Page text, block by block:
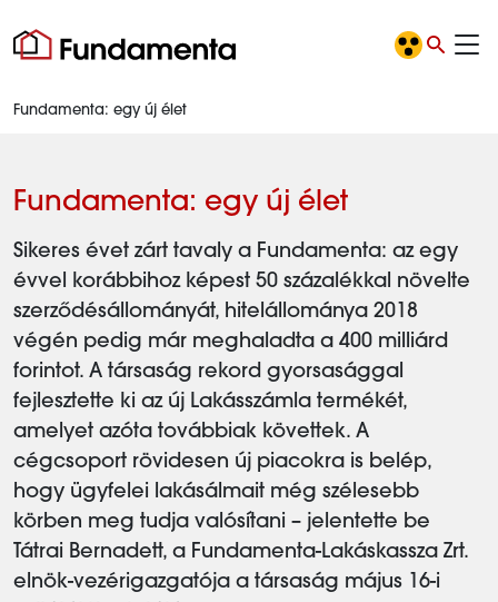
Fundamenta: egy új élet
Fundamenta: egy új élet
Sikeres évet zárt tavaly a Fundamenta: az egy
évvel korábbihoz képest 50 százalékkal növelte
szerződésállományát, hitelállománya 2018
végén pedig már meghaladta a 400 milliárd
forintot. A társaság rekord gyorsasággal
fejlesztette ki az új Lakásszámla termékét,
amelyet azóta továbbiak követtek. A
cégcsoport rövidesen új piacokra is belép,
hogy ügyfelei lakásálmait még szélesebb
körben meg tudja valósítani – jelentette be
Tátrai Bernadett, a Fundamenta-Lakáskassza Zrt.
elnök-vezérigazgatója a társaság május 16-i